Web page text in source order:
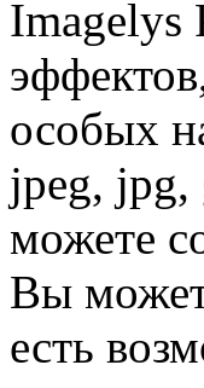
Imagelys
особых
jpeg, jpg,
можете
Вы
есть